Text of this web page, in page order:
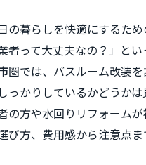
の暮らしを快適にするた
者って大丈夫なの？」と
圏では、バスルーム改装
っかりしているかどうかは
の方や水回りリフォーム
び方、費用感から注意点ま